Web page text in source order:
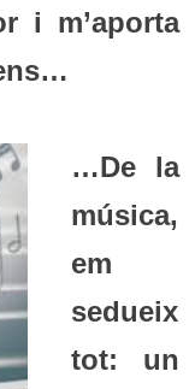
i m’aporta
…De la
música,
em
sedueix
tot: un